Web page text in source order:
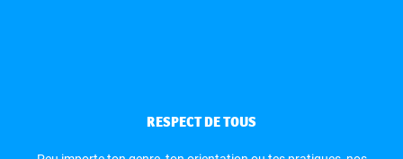
RESPECT DE TOUS